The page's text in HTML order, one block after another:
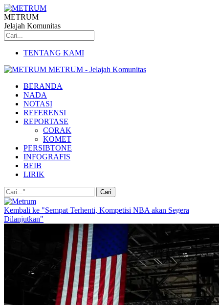
METRUM
Jelajah Komunitas
TENTANG KAMI
METRUM - Jelajah Komunitas
BERANDA
NADA
NOTASI
REFERENSI
REPORTASE
CORAK
KOMET
PERSIBTONE
INFOGRAFIS
BEIB
LIRIK
Kembali ke "Sempat Terhenti, Kompetisi NBA akan Segera
Dilanjutkan"